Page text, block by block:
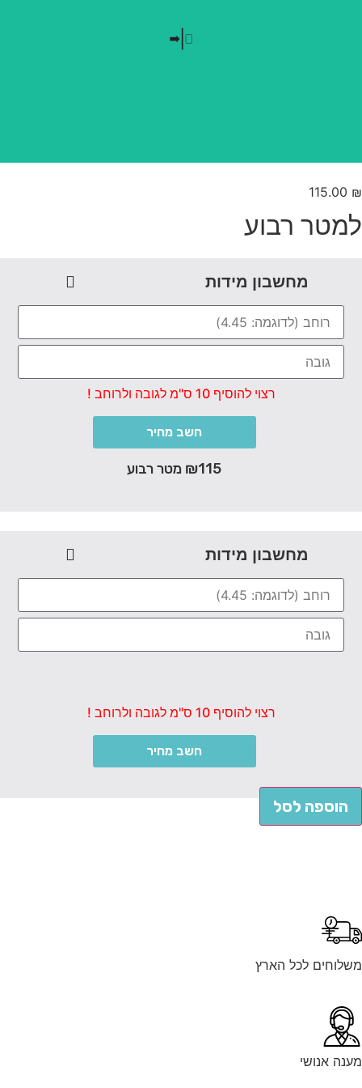
בלי חזרתיות
115.00
רבוע
מחשבון מידות
רצוי להוסיף 10 ס"מ לגובה ולרוחב !
חשב מחיר
₪115 מטר רבוע
מחשבון מידות
רצוי להוסיף 10 ס"מ לגובה ולרוחב !
חשב מחיר
הוספה לסל
לכל הארץ
אנושי